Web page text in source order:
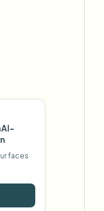
faces